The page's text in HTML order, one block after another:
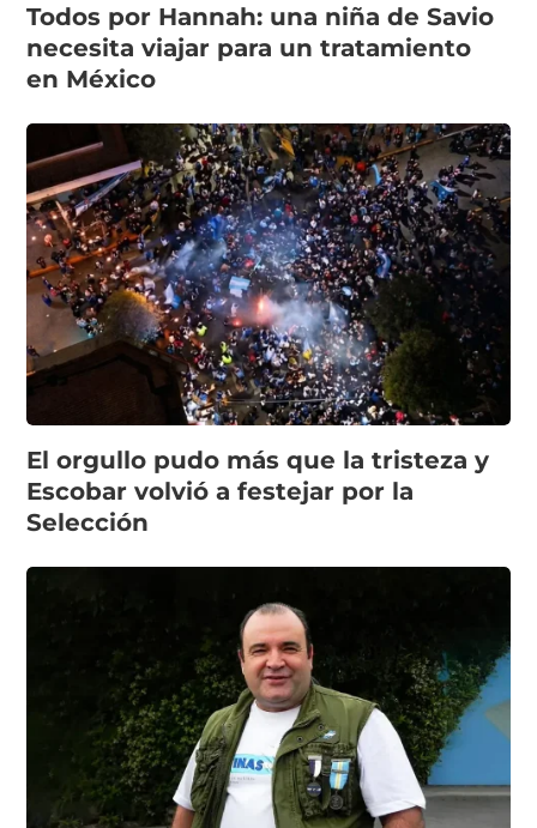
Todos por Hannah: una niña de Savio
necesita viajar para un tratamiento
en México
El orgullo pudo más que la tristeza y
Escobar volvió a festejar por la
Selección